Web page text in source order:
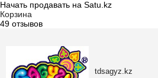
Начать продавать на Satu.kz
Корзина
49 отзывов
tdsagyz.kz